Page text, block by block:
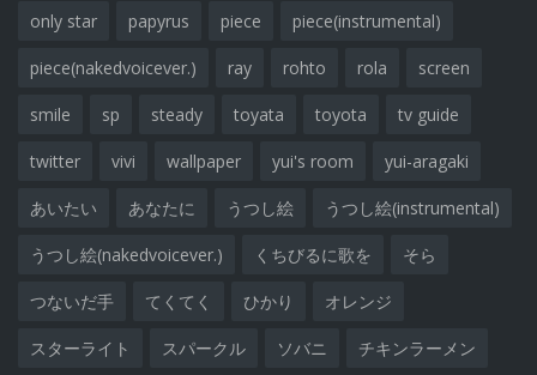
only star papyrus piece piece(instrumental)
piece(nakedvoicever.) ray rohto rola screen
smile sp steady toyata toyota tv guide
twitter vivi wallpaper yui's room yui-aragaki
あいたい あなたに うつし絵 うつし絵(instrumental)
うつし絵(nakedvoicever.) くちびるに歌を そら
つないだ手 てくてく ひかり オレンジ
スターライト スパークル ソバニ チキンラーメン